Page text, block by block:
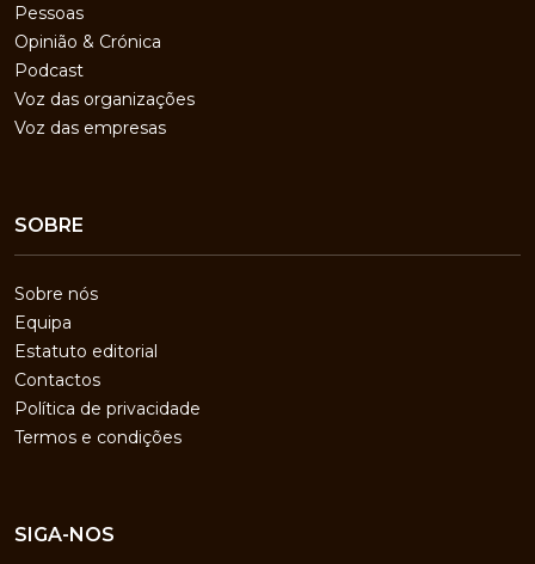
Pessoas
Opinião & Crónica
Podcast
Voz das organizações
Voz das empresas
SOBRE
Sobre nós
Equipa
Estatuto editorial
Contactos
Política de privacidade
Termos e condições
SIGA-NOS